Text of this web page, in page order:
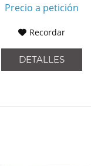
Precio a petición
Recordar
DETALLES